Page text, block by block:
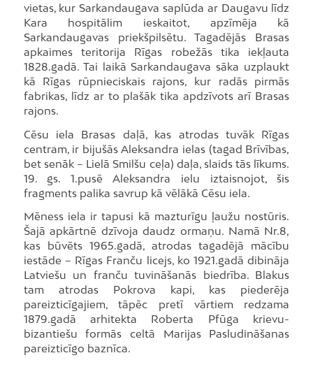
vietas, kur Sarkandaugava saplūda ar Daugavu līdz
Kara hospitālim ieskaitot, apzīmēja kā
Sarkandaugavas priekšpilsētu. Tagadējās Brasas
apkaimes teritorija Rīgas robežās tika iekļauta
1828.gadā. Tai laikā Sarkandaugava sāka uzplaukt
kā Rīgas rūpnieciskais rajons, kur radās pirmās
fabrikas, līdz ar to plašāk tika apdzīvots arī Brasas
rajons.
Cēsu iela Brasas daļā, kas atrodas tuvāk Rīgas
centram, ir bijušās Aleksandra ielas (tagad Brīvības,
bet senāk – Lielā Smilšu ceļa) daļa, slaids tās līkums.
19. gs. 1.pusē Aleksandra ielu iztaisnojot, šis
fragments palika savrup kā vēlākā Cēsu iela.
Mēness iela ir tapusi kā mazturīgu ļaužu nostūris.
Šajā apkārtnē dzīvoja daudz ormaņu. Namā Nr.8,
kas būvēts 1965.gadā, atrodas tagadējā mācību
iestāde – Rīgas Franču licejs, ko 1921.gadā dibināja
Latviešu un franču tuvināšanās biedrība. Blakus
tam atrodas Pokrova kapi, kas piederēja
pareizticīgajiem, tāpēc pretī vārtiem redzama
1879.gadā arhitekta Roberta Pfūga krievu-
bizantiešu formās celtā Marijas Pasludināšanas
pareizticīgo baznīca.